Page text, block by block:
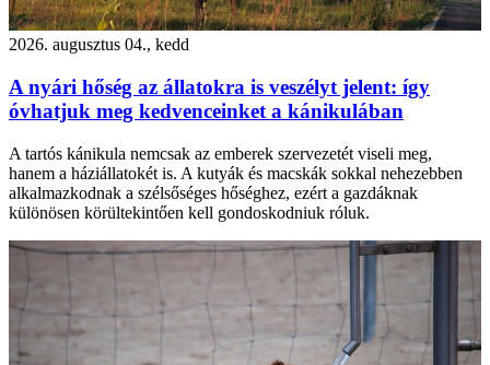
2026. augusztus 04., kedd
A nyári hőség az állatokra is veszélyt jelent: így
óvhatjuk meg kedvenceinket a kánikulában
A tartós kánikula nemcsak az emberek szervezetét viseli meg,
hanem a háziállatokét is. A kutyák és macskák sokkal nehezebben
alkalmazkodnak a szélsőséges hőséghez, ezért a gazdáknak
különösen körültekintően kell gondoskodniuk róluk.